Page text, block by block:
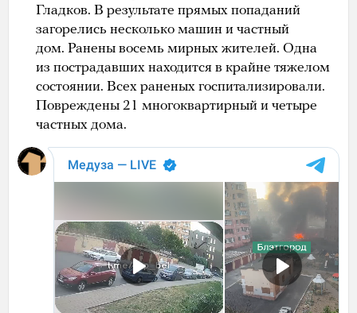
Гладков. В результате прямых попаданий
загорелись несколько машин и частный
дом. Ранены восемь мирных жителей. Одна
из пострадавших находится в крайне тяжелом
состоянии. Всех раненых госпитализировали.
Повреждены 21 многоквартирный и четыре
частных дома.